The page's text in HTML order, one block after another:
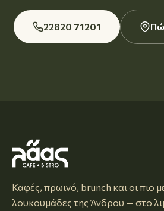
22820 71201
Καφές, πρωινό, brunch και οι πιο
λουκουμάδες της Άνδρου — στο